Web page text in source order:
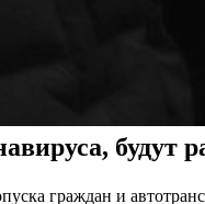
будут
граждан и